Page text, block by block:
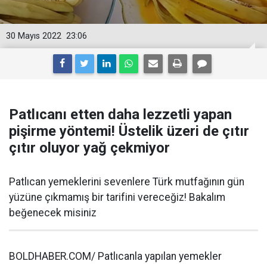
23:06
30 Mayıs 2022
Patlıcanı etten daha lezzetli yapan
pişirme yöntemi! Üstelik üzeri de çıtır
çıtır oluyor yağ çekmiyor
Patlıcan yemeklerini sevenlere Türk mutfağının gün
yüzüne çıkmamış bir tarifini vereceğiz! Bakalım
beğenecek misiniz
BOLDHABER.COM/ Patlıcanla yapılan yemekler